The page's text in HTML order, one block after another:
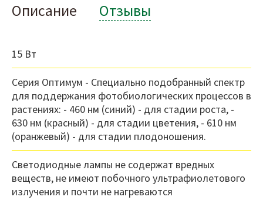
Описание Отзывы
15 Вт
Серия Оптимум - Специально подобранный спектр
для поддержания фотобиологических процессов в
растениях: - 460 нм (синий) - для стадии роста, -
630 нм (красный) - для стадии цветения, - 610 нм
(оранжевый) - для стадии плодоношения.
Светодиодные лампы не содержат вредных
веществ, не имеют побочного ультрафиолетового
излучения и почти не нагреваются